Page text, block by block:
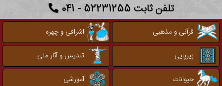
تلفن ثابت 52231255 - 041
قرآنی و مذهبی
اشرافی و چهره
زیرپایی
تندیس و آثار ملی
حیوانات
آموزشی